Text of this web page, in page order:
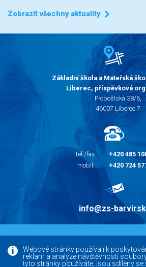
Webové stránky používají k
reklam a analýze návštěvnosti
tyto stránky používáte, jsou sdíleny se
Zobrazit všechny aktuality
Základní škola a Mateřská
Liberec, příspěvková
Proboštská 38/6,
46007 Liberec 7
tel./fax:
+420 485
mobil:
+420 724
info@zs-
Facebook